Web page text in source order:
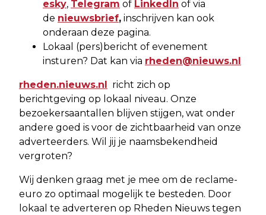
esky, Telegram of LinkedIn of via
de nieuwsbrief, inschrijven kan ook
onderaan deze pagina.
Lokaal (pers)bericht of evenement
insturen? Dat kan via rheden@nieuws.nl
rheden.nieuws.nl
richt zich op
berichtgeving op lokaal niveau. Onze
bezoekersaantallen blijven stijgen, wat onder
andere goed is voor de zichtbaarheid van onze
adverteerders. Wil jij je naamsbekendheid
vergroten?
Wij denken graag met je mee om de reclame-
euro zo optimaal mogelijk te besteden. Door
lokaal te adverteren op Rheden Nieuws tegen